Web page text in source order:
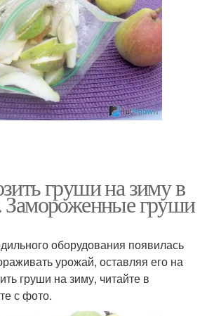
груши на зиму в
Замороженные груши
оборудования появилась
урожай, оставляя его на
груши на зиму, читайте в
с фото.